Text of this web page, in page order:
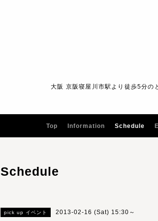
大阪 京阪寝屋川市駅より徒歩5分の
Top Information Schedule
Schedule
pick up イベント 2013-02-16 (Sat) 15:30～